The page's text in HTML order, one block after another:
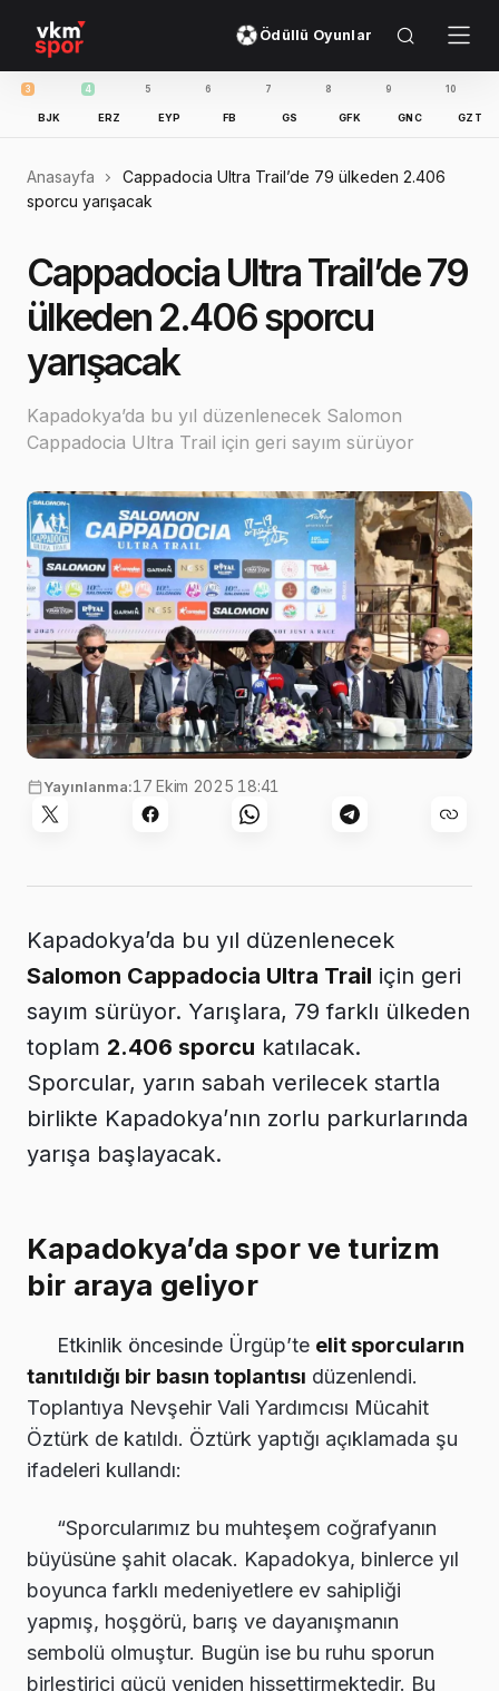
Ödüllü Oyunlar
ERZ EYP FB GFK GNC GZT IBFK
Anasayfa
Cappadocia Ultra Trail’de 79 ülkeden 2.406
sporcu yarışacak
Cappadocia Ultra Trail’de 79
ülkeden 2.406 sporcu
yarışacak
Kapadokya’da bu yıl düzenlenecek Salomon
Cappadocia Ultra Trail için geri sayım sürüyor
Yayınlanma:17 Ekim 2025 18:41
Kapadokya’da bu yıl düzenlenecek
Salomon Cappadocia Ultra Trail için geri
sayım sürüyor. Yarışlara, 79 farklı ülkeden
toplam 2.406 sporcu katılacak.
Sporcular, yarın sabah verilecek startla
birlikte Kapadokya’nın zorlu parkurlarında
yarışa başlayacak.
Kapadokya’da spor ve turizm
bir araya geliyor
Etkinlik öncesinde Ürgüp’te elit sporcuların
tanıtıldığı bir basın toplantısı düzenlendi.
Toplantıya Nevşehir Vali Yardımcısı Mücahit
Öztürk de katıldı. Öztürk yaptığı açıklamada şu
ifadeleri kullandı:
“Sporcularımız bu muhteşem coğrafyanın
büyüsüne şahit olacak. Kapadokya, binlerce yıl
boyunca farklı medeniyetlere ev sahipliği
yapmış, hoşgörü, barış ve dayanışmanın
sembolü olmuştur. Bugün ise bu ruhu sporun
birleştirici gücü yeniden hissettirmektedir. Bu